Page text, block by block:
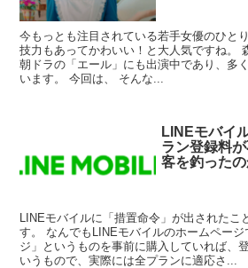
今もっとも注目されている若手女優のひと
技力もあってかわいい！と大人気ですね。
朝ドラの「エール」にも出演中であり、多
います。 今回は、 そんな...
LINEモバイ
ラン登録料
客を釣ったの
LINEモバイルに「措置命令」が出されたこ
す。 なんでもLINEモバイルのホームペー
ジ」というものを事前に購入していれば、
いうもので、実際には全プランに適応さ...